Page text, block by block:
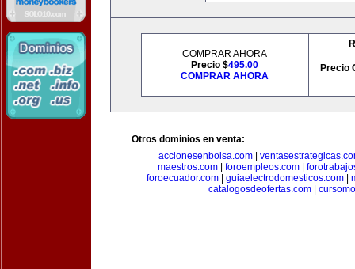
COMPRAR AHORA
Precio $495.00
COMPRAR AHORA
Precio
Otros dominios en venta:
accionesenbolsa.com|
maestros.com| foroempleos.com|
foroecuador.com| guiaelectrodomesticos.com|
catalogosdeofertas.com